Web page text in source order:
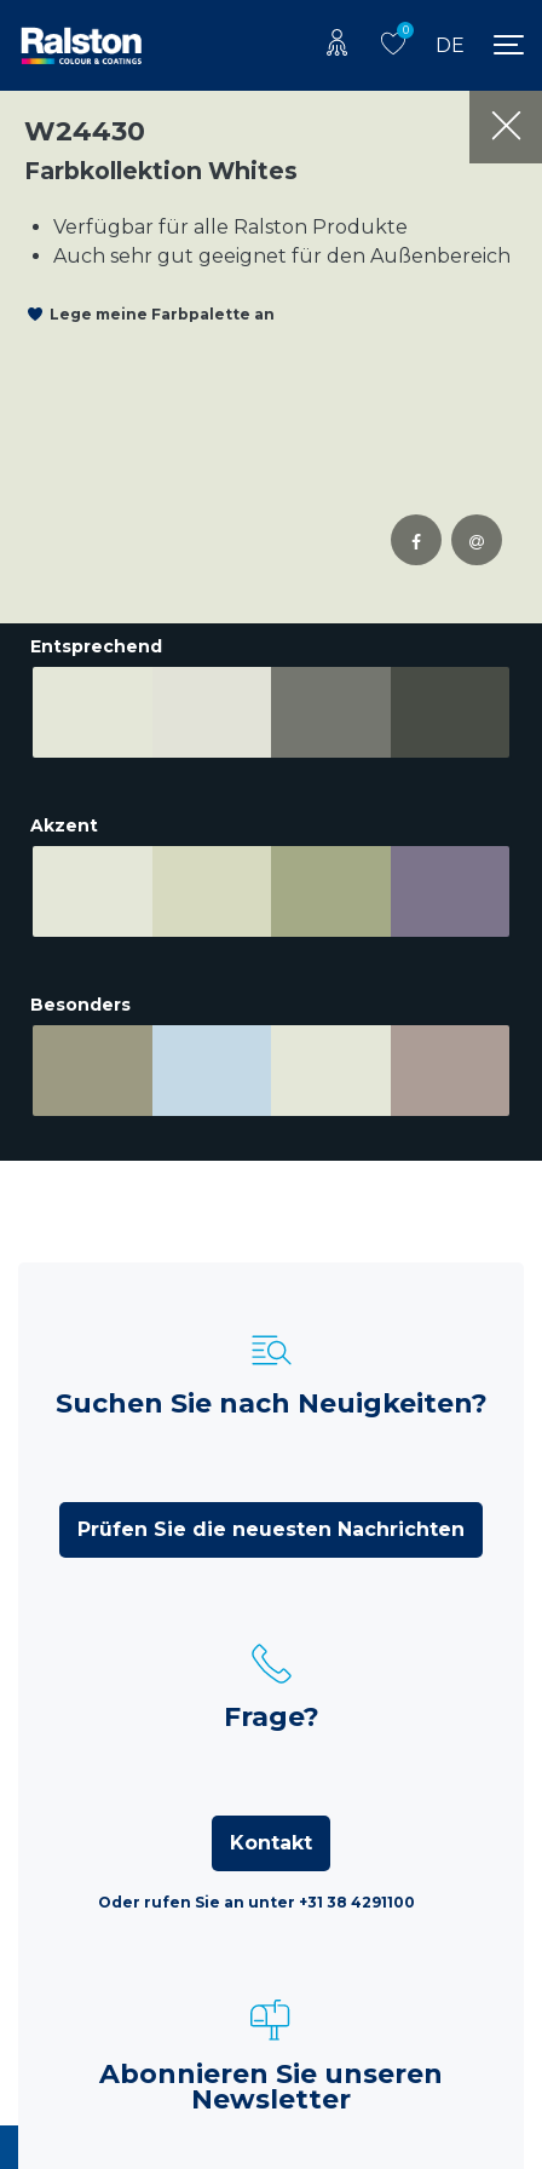
0
DE
W24430
Farbkollektion Whites
Verfügbar für alle Ralston Produkte
Auch sehr gut geeignet für den Außenbereich
Lege meine Farbpalette an
Entsprechend
Akzent
Besonders
Suchen Sie nach Neuigkeiten?
Prüfen Sie die neuesten Nachrichten
Frage?
Kontakt
Oder rufen Sie an unter +31 38 4291100
Abonnieren Sie unseren
Newsletter